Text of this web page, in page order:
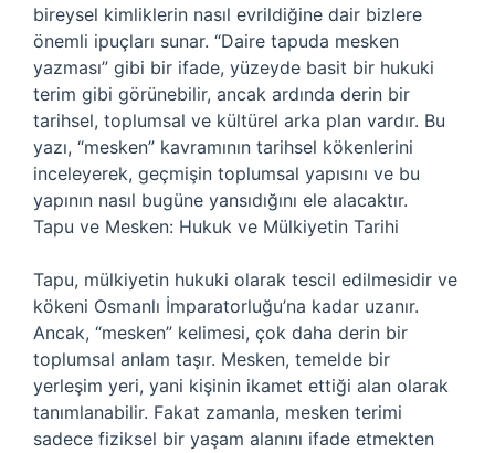
bireysel kimliklerin nasıl evrildiğine dair bizlere
önemli ipuçları sunar. “Daire tapuda mesken
yazması” gibi bir ifade, yüzeyde basit bir hukuki
terim gibi görünebilir, ancak ardında derin bir
tarihsel, toplumsal ve kültürel arka plan vardır. Bu
yazı, “mesken” kavramının tarihsel kökenlerini
inceleyerek, geçmişin toplumsal yapısını ve bu
yapının nasıl bugüne yansıdığını ele alacaktır.
Tapu ve Mesken: Hukuk ve Mülkiyetin Tarihi
Tapu, mülkiyetin hukuki olarak tescil edilmesidir ve
kökeni Osmanlı İmparatorluğu’na kadar uzanır.
Ancak, “mesken” kelimesi, çok daha derin bir
toplumsal anlam taşır. Mesken, temelde bir
yerleşim yeri, yani kişinin ikamet ettiği alan olarak
tanımlanabilir. Fakat zamanla, mesken terimi
sadece fiziksel bir yaşam alanını ifade etmekten